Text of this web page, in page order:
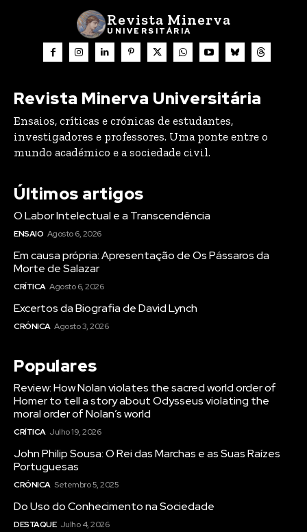
Revista Minerva
UNIVERSITÁRIA
Revista Minerva Universitária
Ensaios, críticas e crónicas de estudantes,
investigadores e professores. Uma ponte entre o
mundo académico e a sociedade civil.
Últimos artigos
O Labor Intelectual e a Transcendência
ENSAIO Agosto 6, 2026
Em causa própria: Apresentação de Os Pássaros da
Morte de Salazar
CRÍTICA Agosto 6, 2026
Excertos da Biografia de David Lynch
CRÓNICA Agosto 3, 2026
Populares
Review: How Nolan violates the sacred world order of
Homer to tell a story about Odysseus violating the
moral order of Nolan’s world
CRÍTICA Julho 19, 2026
John Philip Sousa: O Rei das Marchas e as Suas Raízes
Portuguesas
CRÓNICA Setembro 5, 2025
Do Uso do Conhecimento na Sociedade
DESTAQUE Julho 4, 2026